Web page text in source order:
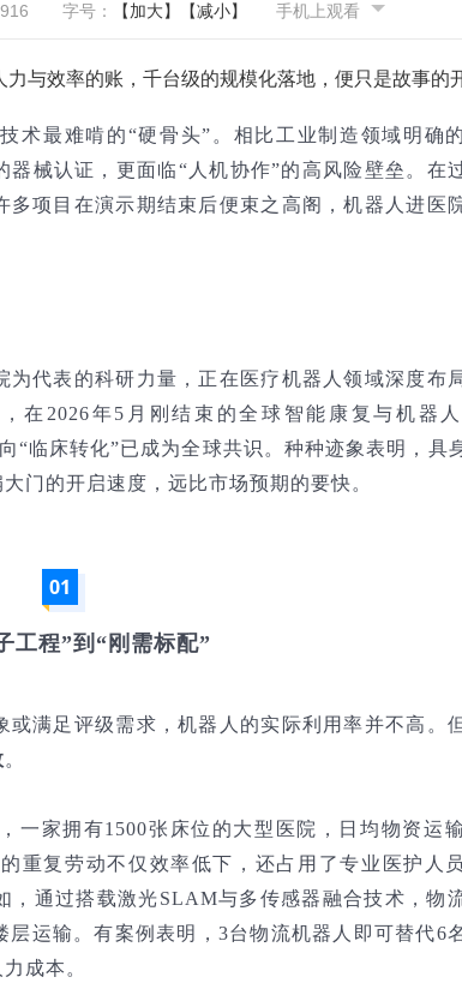
字号： 【加大】 【减小】 手机上观看
与效率的账，千台级的规模化落地，便只是故事的
术最难啃的“硬骨头”。相比工业制造领域明确
械认证，更面临“人机协作”的高风险壁垒。在
项目在演示期结束后便束之高阁，机器人进医
代表的科研力量，正在医疗机器人领域深度布
在2026年5月刚结束的全球智能康复与机器
“临床转化”已成为全球共识。种种迹象表明，具
门的开启速度，远比市场预期的要快。
01
工程”到“刚需标配”
满足评级需求，机器人的实际利用率并不高。
。
一家拥有1500张床位的大型医院，日均物资运
重复劳动不仅效率低下，还占用了专业医护人
，通过搭载激光SLAM与多传感器融合技术，物
运输。有案例表明，3台物流机器人即可替代6
成本。